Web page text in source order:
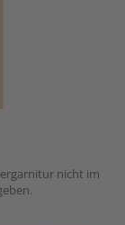
nicht im